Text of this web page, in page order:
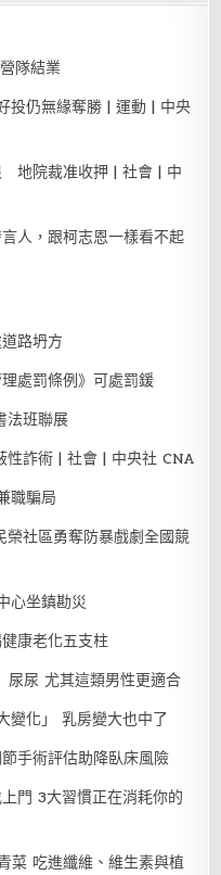
隊結業
投仍無緣奪勝 | 運動 | 中央
地院裁准收押 | 社會 | 中
人，跟柯志恩一樣看不起
路坍方
處罰條例》可處罰鍰
法班聯展
性詐術 | 社會 | 中央社 CNA
職騙局
社區勇奪防暴戲劇全國競
心坐鎮勘災
康老化五支柱
尿尿 尤其這類男性更適合
變化」 乳房變大也中了
手術評估助降臥床風險
門 3大習慣正在消耗你的
菜 吃進纖維、維生素與植